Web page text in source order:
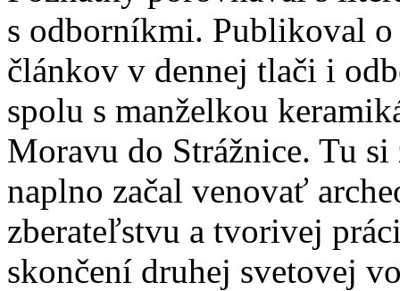
s odborníkmi. Publikoval o
článkov v dennej tlači i
spolu s manželkou
Moravu do Strážnice. Tu
naplno začal venovať
zberateľstvu a tvorivej
skončení druhej svetovej